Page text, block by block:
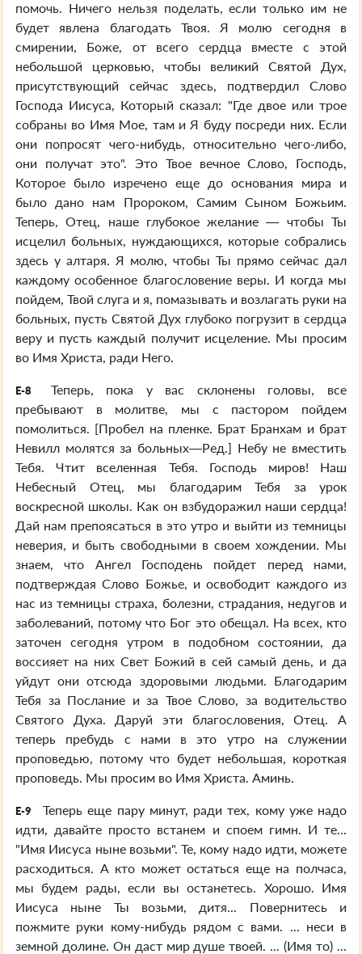
помочь. Ничего нельзя поделать, если только им не
будет явлена благодать Твоя. Я молю сегодня в
смирении, Боже, от всего сердца вместе с этой
небольшой церковью, чтобы великий Святой Дух,
присутствующий сейчас здесь, подтвердил Слово
Господа Иисуса, Который сказал: "Где двое или трое
собраны во Имя Мое, там и Я буду посреди них. Если
они попросят чего-нибудь, относительно чего-либо,
они получат это". Это Твое вечное Слово, Господь,
Которое было изречено еще до основания мира и
было дано нам Пророком, Самим Сыном Божьим.
Теперь, Отец, наше глубокое желание — чтобы Ты
исцелил больных, нуждающихся, которые собрались
здесь у алтаря. Я молю, чтобы Ты прямо сейчас дал
каждому особенное благословение веры. И когда мы
пойдем, Твой слуга и я, помазывать и возлагать руки на
больных, пусть Святой Дух глубоко погрузит в сердца
веру и пусть каждый получит исцеление. Мы просим
во Имя Христа, ради Него.
E-8
Теперь, пока у вас склонены головы, все
пребывают в молитве, мы с пастором пойдем
помолиться. [Пробел на пленке. Брат Бранхам и брат
Невилл молятся за больных—Ред.] Небу не вместить
Тебя. Чтит вселенная Тебя. Господь миров! Наш
Небесный Отец, мы благодарим Тебя за урок
воскресной школы. Как он взбудоражил наши сердца!
Дай нам препоясаться в это утро и выйти из темницы
неверия, и быть свободными в своем хождении. Мы
знаем, что Ангел Господень пойдет перед нами,
подтверждая Слово Божье, и освободит каждого из
нас из темницы страха, болезни, страдания, недугов и
заболеваний, потому что Бог это обещал. На всех, кто
заточен сегодня утром в подобном состоянии, да
воссияет на них Свет Божий в сей самый день, и да
уйдут они отсюда здоровыми людьми. Благодарим
Тебя за Послание и за Твое Слово, за водительство
Святого Духа. Даруй эти благословения, Отец. А
теперь пребудь с нами в это утро на служении
проповедью, потому что будет небольшая, короткая
проповедь. Мы просим во Имя Христа. Аминь.
E-9
Теперь еще пару минут, ради тех, кому уже надо
идти, давайте просто встанем и споем гимн. И те...
"Имя Иисуса ныне возьми". Те, кому надо идти, можете
расходиться. А кто может остаться еще на полчаса,
мы будем рады, если вы останетесь. Хорошо. Имя
Иисуса ныне Ты возьми, дитя... Повернитесь и
пожмите руки кому-нибудь рядом с вами. ... неси в
земной долине. Он даст мир душе твоей. ... (Имя то) ...